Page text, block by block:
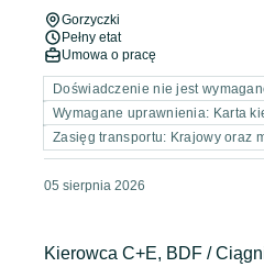
Gorzyczki
Pełny etat
Umowa o pracę
Doświadczenie nie jest
Wymagane uprawnienia: Karta
Zasięg transportu: Krajowy oraz
05 sierpnia 2026
Kierowca C+E, BDF /